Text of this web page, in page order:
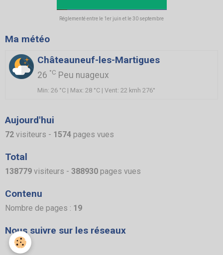
Réglementé entre le 1er juin et le 30 septembre
Ma météo
Châteauneuf-les-Martigues
26 °C Peu nuageux
Min: 26 °C | Max: 28 °C | Vent: 22 kmh 276°
Aujourd'hui
72 visiteurs - 1574 pages vues
Total
138779 visiteurs - 388930 pages vues
Contenu
Nombre de pages : 19
Nous suivre sur les réseaux